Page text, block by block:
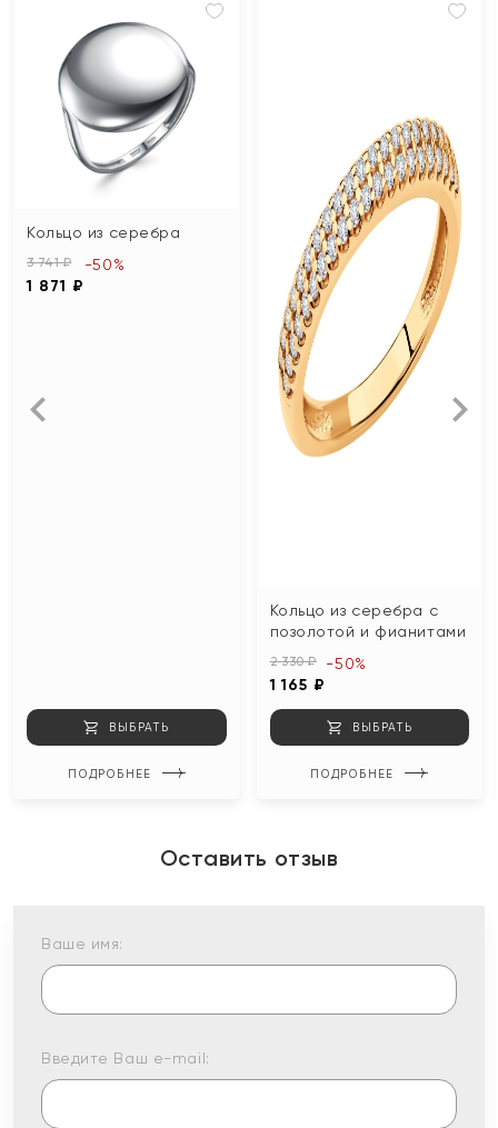
Кольцо из серебра
3 741 ₽
1 871 ₽
-50%
ВЫБРАТЬ
ПОДРОБНЕЕ
Кольцо из серебра с
позолотой и фианитами
2 330 ₽
1 165 ₽
-50%
ВЫБРАТЬ
ПОДРОБНЕЕ
Оставить отзыв
Ваше имя:
Введите Ваш e-mail: